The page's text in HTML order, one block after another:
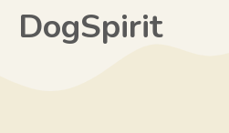
AllerDogSpirit